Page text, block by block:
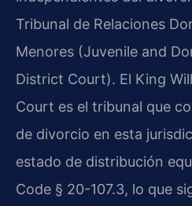
Tribunal de Relaciones
Menores (Juvenile and
District Court). El King
Court es el tribunal que
de divorcio en esta
estado de distribución
Code § 20-107.3, lo que